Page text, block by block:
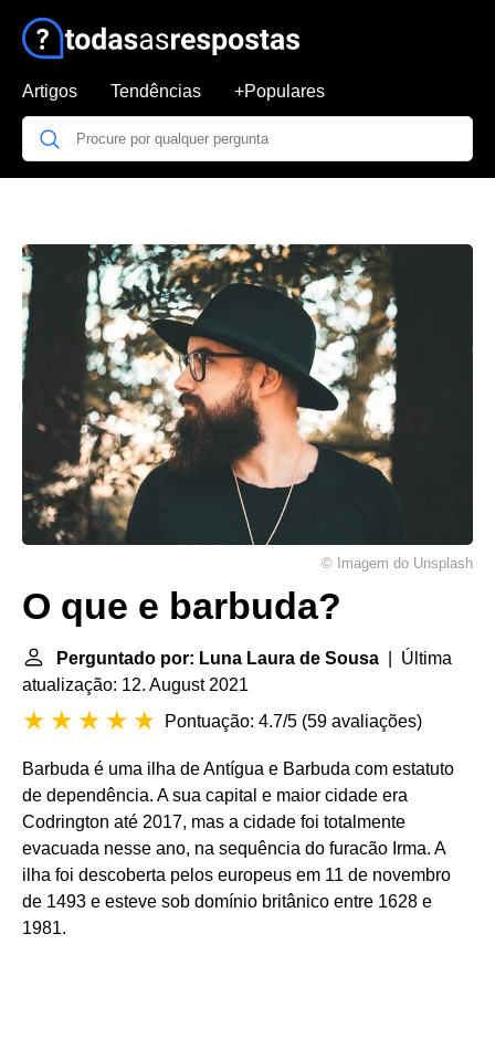
Artigos Tendências +Populares
© Imagem do Unsplash
O que e barbuda?
Perguntado por: Luna Laura de Sousa | Última
atualização: 12. August 2021
Pontuação: 4.7/5 (59 avaliações)
Barbuda é uma ilha de Antígua e Barbuda com estatuto
de dependência. A sua capital e maior cidade era
Codrington até 2017, mas a cidade foi totalmente
evacuada nesse ano, na sequência do furacão Irma. A
ilha foi descoberta pelos europeus em 11 de novembro
de 1493 e esteve sob domínio britânico entre 1628 e
1981.